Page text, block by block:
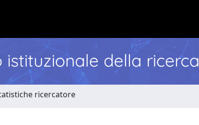
istituzionale della ricerca
ricercatore